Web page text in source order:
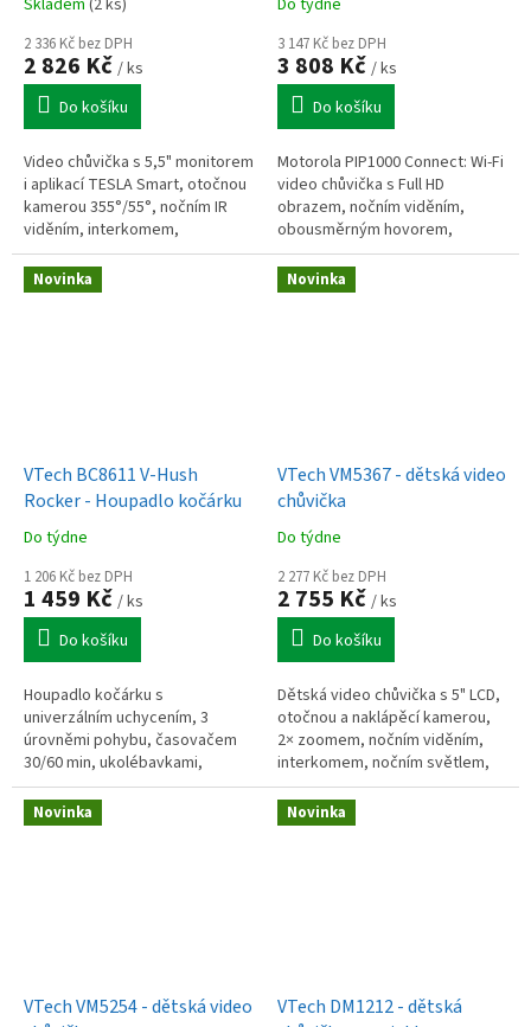
2 336 Kč bez DPH
2 826 Kč / ks
Do košíku
Video chůvička s 5,5" monitorem
i aplikací TESLA Smart, otočnou
kamerou 355°/55°, nočním IR
viděním, interkomem,
ukolébavkami a detekcí pohybu,
pláče, hluku, teploty i vlhkosti.
3 147 Kč bez DPH
3 808 Kč / ks
Do košíku
Motorola PIP1000 Connect: Wi-Fi
video chůvička s Full HD
obrazem, nočním viděním,
obousměrným hovorem,
monitoringem teploty a
ovládáním přes aplikaci.
Novinka
VTech BC8611 V-Hush
Rocker - Houpadlo kočárku
Do týdne
1 206 Kč bez DPH
1 459 Kč / ks
Do košíku
Houpadlo kočárku s
univerzálním uchycením, 3
úrovněmi pohybu, časovačem
30/60 min, ukolébavkami,
nočním světlem, USB-C
nabíjením, výdrží až 9 h a
ochranou IPX2.
Novinka
VTech VM5367 - dětská video
chůvička
Do týdne
2 277 Kč bez DPH
2 755 Kč / ks
Do košíku
Dětská video chůvička s 5" LCD,
otočnou a naklápěcí kamerou,
2× zoomem, nočním viděním,
interkomem, nočním světlem,
teplotním senzorem, výdrží
videa až 33 h a dosahem až 300
m.
Novinka
VTech VM5254 - dětská video
Novinka
VTech DM1212 - dětská